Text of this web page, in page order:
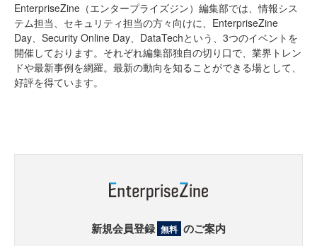
EnterpriseZine（エンタープライズジン）編集部では、情報シス
テム担当、セキュリティ担当の方々向けに、EnterpriseZine
Day、Security Online Day、DataTechという、3つのイベントを
開催しております。それぞれ編集部独自の切り口で、業界トレン
ドや最新事例を網羅。最新の動向を知ることができる場として、
好評を得ています。
新規会員登録 無料 のご案内